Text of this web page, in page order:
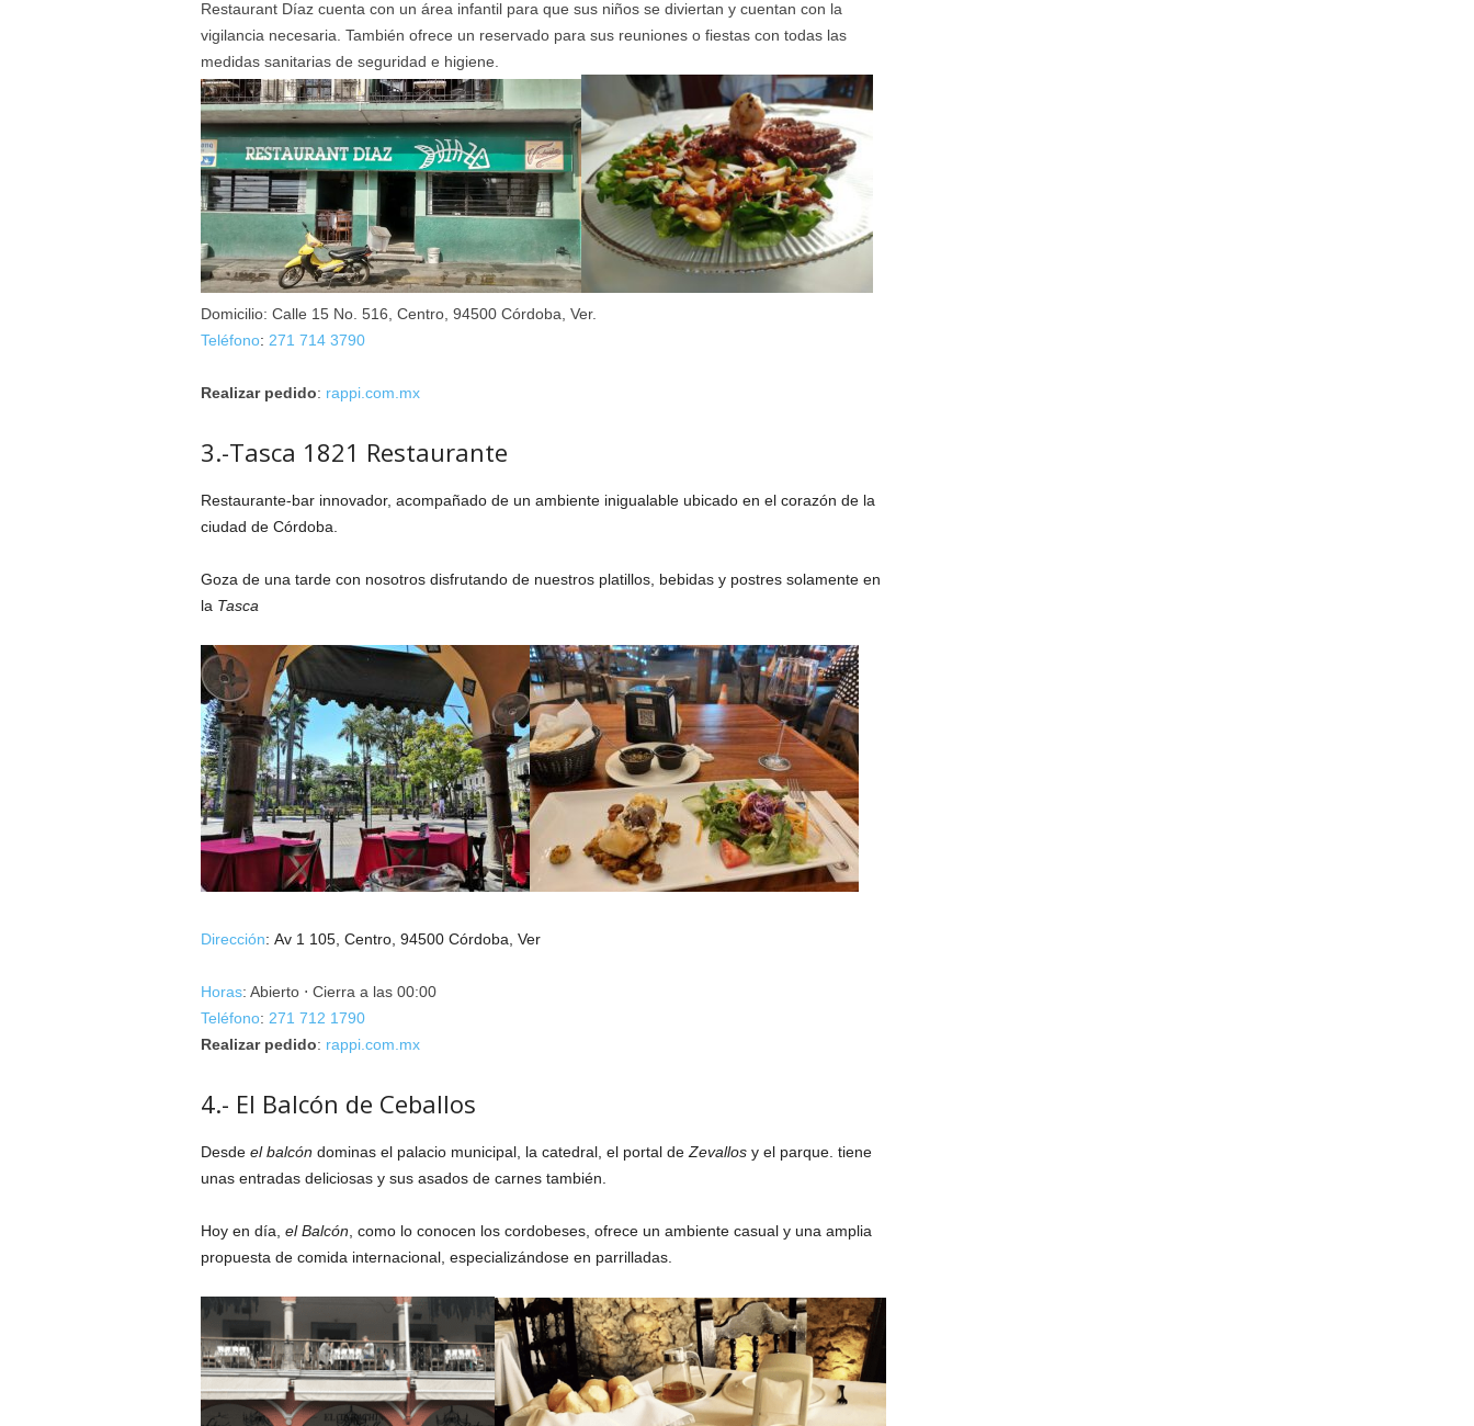
Restaurant Díaz cuenta con un área infantil para que sus niños se diviertan y cuentan con la
vigilancia necesaria. También ofrece un reservado para sus reuniones o fiestas con todas las
medidas sanitarias de seguridad e higiene.
Domicilio: Calle 15 No. 516, Centro, 94500 Córdoba, Ver.
Teléfono: 271 714 3790
Realizar pedido: rappi.com.mx
3.-Tasca 1821 Restaurante
Restaurante-bar innovador, acompañado de un ambiente inigualable ubicado en el corazón de la
ciudad de Córdoba.
Goza de una tarde con nosotros disfrutando de nuestros platillos, bebidas y postres solamente en
la Tasca
Dirección: Av 1 105, Centro, 94500 Córdoba, Ver
Horas: Abierto ⋅ Cierra a las 00:00
Teléfono: 271 712 1790
Realizar pedido: rappi.com.mx
4.- El Balcón de Ceballos
Desde elbalcón dominas el palacio municipal, la catedral, el portal deZevallosy el parque. tiene
unas entradas deliciosas y sus asados de carnes también.
Hoy en día, el Balcón, como lo conocen los cordobeses, ofrece un ambiente casual y una amplia
propuesta de comida internacional, especializándose en parrilladas.